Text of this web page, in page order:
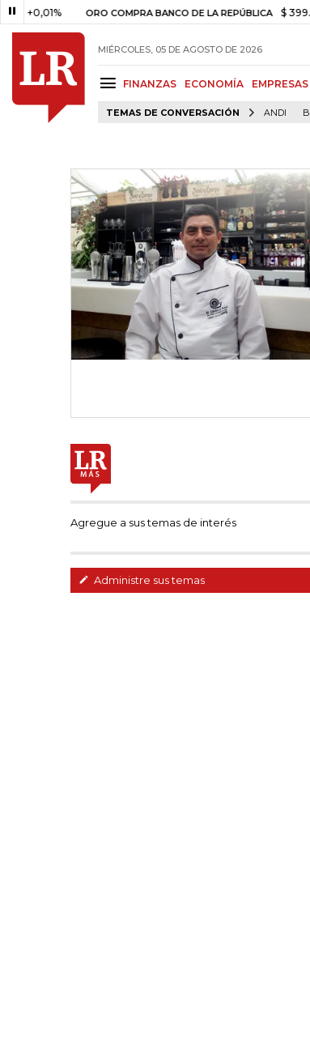
ORO COMPRA BANCO DE LA REPÚBLICA $ 399.745,16
MIÉRCOLES, 05 DE AGOSTO DE 2026
FINANZAS ECONOMÍA EMPRESAS
TEMAS DE CONVERSACIÓN ANDI
Agregue a sus temas de interés
Administre sus temas